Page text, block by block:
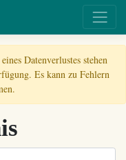
Datenverlustes stehen
Es kann zu Fehlern